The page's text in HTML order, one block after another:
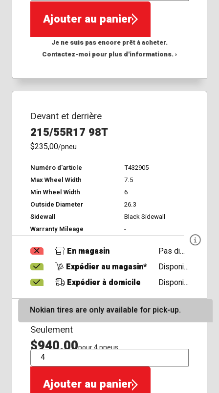
Ajouter au panier
Je ne suis pas encore prêt à acheter.
Contactez-moi pour plus d'informations. ›
Devant et derrière
215/55R17 98T
$235,00/pneu
Numéro d'article
T432905
Max Wheel Width
7.5
Min Wheel Width
6
Outside Diameter
26.3
Sidewall
Black Sidewall
Warranty Mileage
-
En magasin
Pas disponible
Expédier au magasin*
Disponible
Expédier à domicile
Disponible
Nokian tires are only available for pick-up.
Seulement
$940,00pour 4 pneus
QTÉ
Ajouter au panier